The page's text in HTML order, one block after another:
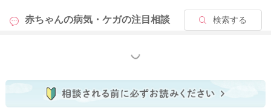
赤ちゃんの病気・ケガの注目相談 検索する
もっと見る